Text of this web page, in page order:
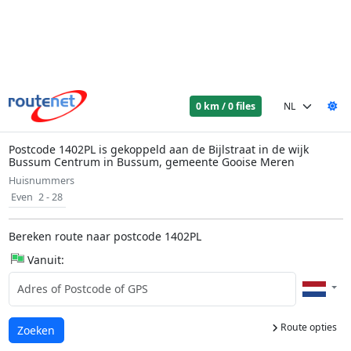
0 km / 0 files
Postcode 1402PL is gekoppeld aan de Bijlstraat in de wijk
Bussum Centrum in Bussum, gemeente Gooise Meren
Huisnummers
Even 2 - 28
Bereken route naar postcode 1402PL
Vanuit:
Route opties
Laden...
Zoeken